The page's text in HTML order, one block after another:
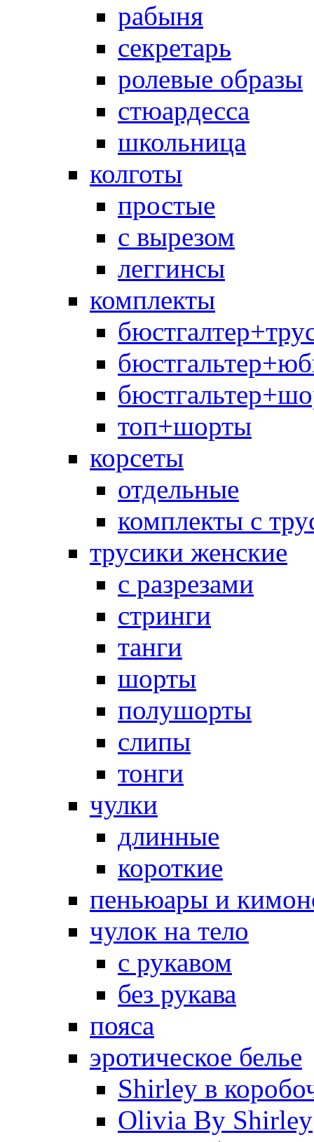
рабыня
секретарь
ролевые образы
стюардесса
школьница
колготы
простые
с вырезом
леггинсы
комплекты
топ+шорты
корсеты
отдельные
комплекты с
трусики женские
с разрезами
стринги
танги
шорты
полушорты
слипы
тонги
чулки
длинные
короткие
пеньюары и
чулок на тело
с рукавом
без рукава
пояса
эротическое белье
Shirley в
Olivia By Shirley